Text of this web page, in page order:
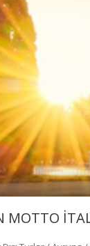
MOTTO